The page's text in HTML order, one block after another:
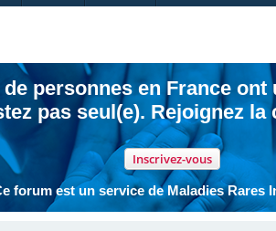
personnes en France ont
pas seul(e). Rejoignez la
Inscrivez-vous
forum est un service de Maladies Rares